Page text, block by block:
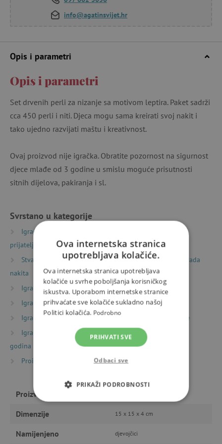
info@agatinsvijet.hr
Opis i parametri
Opis i parametri
Set drvenih perli za nizanje sa motivom leptira. Paket sadrži
cca 450 perli i niti. Djeca mogu sama kreirati svoj nakit i
tako ujedno razvijati maštu i kreativnost.
Ovaj proizvod nije igračka. Obratite pozornost na sigurnost
djece mlađe od 3 godine u smislu moguće prisutnosti
sitnih dijelova, pakiranja i sl.
Svrstano u kategorije
Igračke prema vrsti
prijatelje
Stvaranje
Kreativni kompleti i izrađivanje
Izrada
nakita
Igračke prema vrsti
Montessori igračke
Igračke prema vrsti
Motoričke igračke
Igračke prema starosti
Igre i igračke za predškolce
Igračke prema starosti
Igre i igračke za djecu od 6
godina
Proizvođači
Proizvođač
Dimenzije 15 x 15 x 4 cm
Namijenjeno djevojčici
Ova internetska stranica
upotrebljava kolačiće.
Ova internetska stranica upotrebljava
kolačiće u svrhe poboljšanja korisničkog
iskustva. Uporabom internetske stranice
prihvaćate sve kolačiće sukladno našoj
Politici kolačića. Podrobno
PRIHVATI SVE
Odbaci sve
PRIKAŽI PODROBNOSTI